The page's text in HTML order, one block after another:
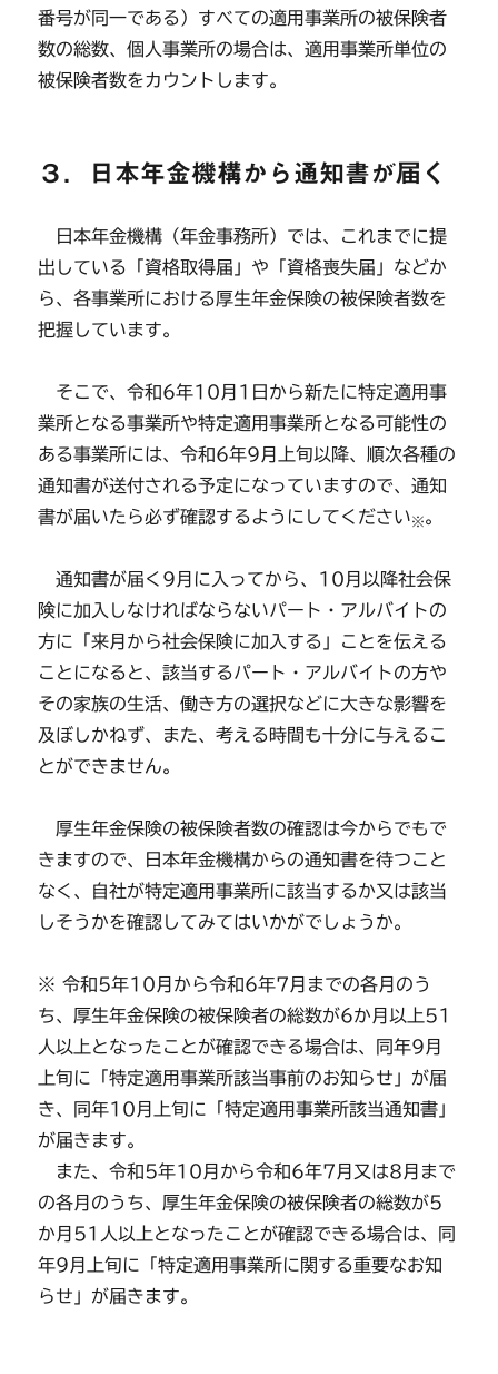
番号が同一である）すべての適用事業所の被保険者
数の総数、個人事業所の場合は、適用事業所単位の
被保険者数をカウントします。
３．日本年金機構から通知書が届く
日本年金機構（年金事務所）では、これまでに提
出している「資格取得届」や「資格喪失届」などか
ら、各事業所における厚生年金保険の被保険者数を
把握しています。
そこで、令和6年10月1日から新たに特定適用事
業所となる事業所や特定適用事業所となる可能性の
ある事業所には、令和6年9月上旬以降、順次各種の
通知書が送付される予定になっていますので、通知
書が届いたら必ず確認するようにしてください※。
通知書が届く9月に入ってから、10月以降社会保
険に加入しなければならないパート・アルバイトの
方に「来月から社会保険に加入する」ことを伝える
ことになると、該当するパート・アルバイトの方や
その家族の生活、働き方の選択などに大きな影響を
及ぼしかねず、また、考える時間も十分に与えるこ
とができません。
厚生年金保険の被保険者数の確認は今からでもで
きますので、日本年金機構からの通知書を待つこと
なく、自社が特定適用事業所に該当するか又は該当
しそうかを確認してみてはいかがでしょうか。
※ 令和5年10月から令和6年7月までの各月のう
ち、厚生年金保険の被保険者の総数が6か月以上51
人以上となったことが確認できる場合は、同年9月
上旬に「特定適用事業所該当事前のお知らせ」が届
き、同年10月上旬に「特定適用事業所該当通知書」
が届きます。
また、令和5年10月から令和6年7月又は8月まで
の各月のうち、厚生年金保険の被保険者の総数が5
か月51人以上となったことが確認できる場合は、同
年9月上旬に「特定適用事業所に関する重要なお知
らせ」が届きます。